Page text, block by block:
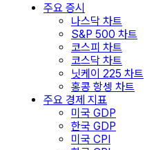
주요 증시
나스닥 차트
S&P 500 차트
코스피 차트
코스닥 차트
닛케이 225 차트
홍콩 항셍 차트
주요 경제 지표
미국 GDP
한국 GDP
미국 CPI